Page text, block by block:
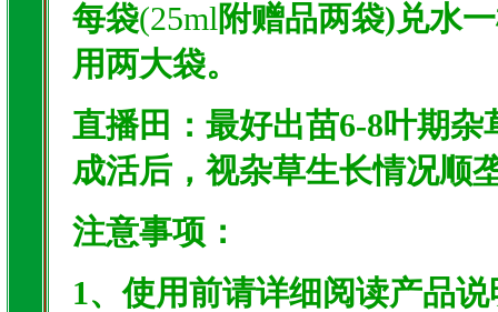
每袋(25ml 附赠品两袋)兑水
用两大袋。
直播田：最好出苗6-8叶期杂
成活后，视杂草生长情况顺
注意事项：
1、使用前请详细阅读产品